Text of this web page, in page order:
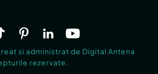
si administrat de Digital Antena
rezervate.